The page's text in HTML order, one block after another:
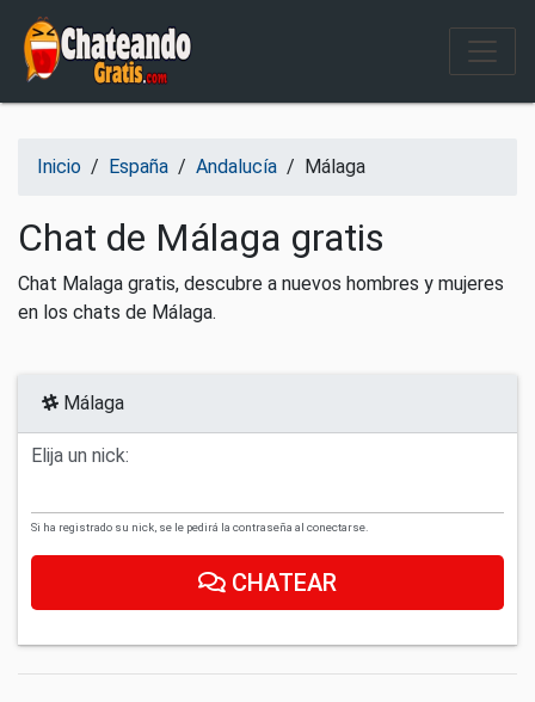
Salir del contenido
Inicio / España / Andalucía / Málaga
Chat de Málaga gratis
Chat Malaga gratis, descubre a nuevos hombres y mujeres
en los chats de Málaga.
Málaga
Elija un nick:
Si ha registrado su nick, se le pedirá la contraseña al conectarse.
CHATEAR